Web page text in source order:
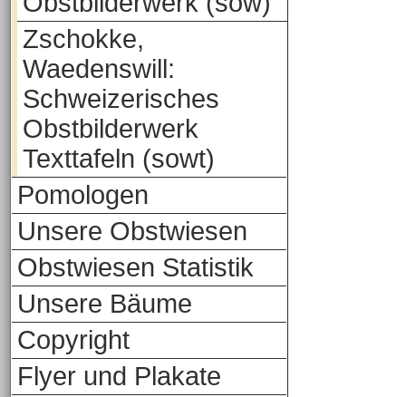
Zschokke,
Waedenswill:
Schweizerisches
Obstbilderwerk
Texttafeln (sowt)
Pomologen
Unsere Obstwiesen
Obstwiesen Statistik
Unsere Bäume
Copyright
Flyer und Plakate